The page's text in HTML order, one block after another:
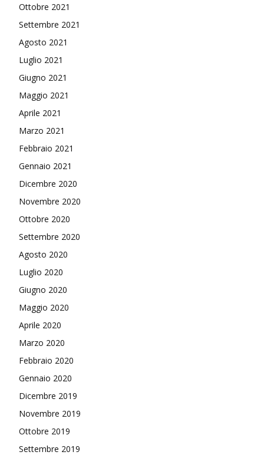
Ottobre 2021
Settembre 2021
Agosto 2021
Luglio 2021
Giugno 2021
Maggio 2021
Aprile 2021
Marzo 2021
Febbraio 2021
Gennaio 2021
Dicembre 2020
Novembre 2020
Ottobre 2020
Settembre 2020
Agosto 2020
Luglio 2020
Giugno 2020
Maggio 2020
Aprile 2020
Marzo 2020
Febbraio 2020
Gennaio 2020
Dicembre 2019
Novembre 2019
Ottobre 2019
Settembre 2019